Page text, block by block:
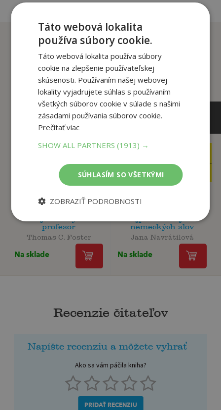
Zákazníci, ktorí si kúpili
tento titul si tiež kúpili
15 €
1,50
Čítaj romány ako
profesor
Thomas C. Foster
Na sklade
najpoužívanejších
nemeckých slov
Jana Navrátilová
Na sklade
Recenzie čitateľov
Napíšte recenziu a môžete vyhrať
Ako sa vám páčila kniha?
PRIDAŤ RECENZIU
Táto webová lokalita
používa súbory cookie.
Táto webová lokalita používa súbory
cookie na zlepšenie používateľskej
skúsenosti. Používaním našej webovej
lokality vyjadrujete súhlas s používaním
všetkých súborov cookie v súlade s našimi
zásadami používania súborov cookie.
Prečítať viac
SHOW ALL PARTNERS(1913) →
SÚHLASÍM SO VŠETKÝMI
ZOBRAZIŤ PODROBNOSTI